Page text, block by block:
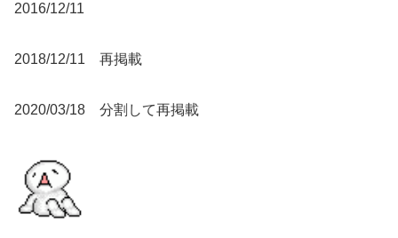
2016/12/11
2018/12/11 再掲載
2020/03/18 分割して再掲載